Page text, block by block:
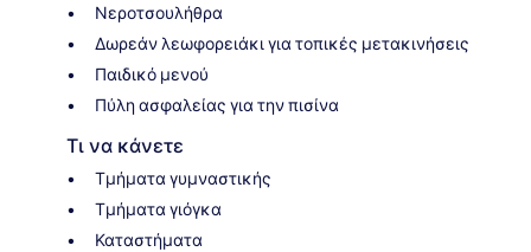
Νεροτσουλήθρα
Δωρεάν λεωφορειάκι για τοπικές μετακινήσεις
Παιδικό μενού
Πύλη ασφαλείας για την πισίνα
Τι να κάνετε
Τμήματα γυμναστικής
Τμήματα γιόγκα
Καταστήματα